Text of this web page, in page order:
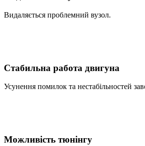
Видаляється проблемний вузол.
Стабильна работа двигуна
Усунення помилок та нестабільностей
Можливість тюнінгу